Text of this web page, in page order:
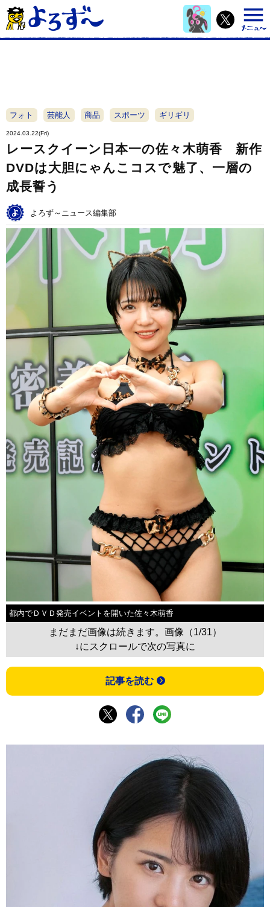
フォト 芸能人 商品 スポーツ ギリギリ
2024.03.22(Fri)
レースクイーン日本一の佐々木萌香 新作
DVDは大胆にゃんこコスで魅了、一層の
成長誓う
よろず～ニュース編集部
都内でＤＶＤ発売イベントを開いた佐々木萌香
まだまだ画像は続きます。画像（1/31）
↓にスクロールで次の写真に
記事を読む